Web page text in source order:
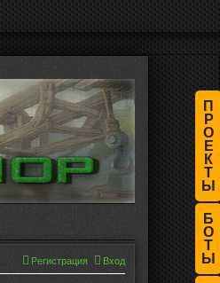
П
Р
О
Е
К
Т
Ы
Б
О
Т
Ы
Вход
Регистрация